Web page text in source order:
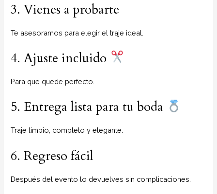
3. Vienes a probarte
Te asesoramos para elegir el traje ideal.
4. Ajuste incluido
Para que quede perfecto.
5. Entrega lista para tu boda
Traje limpio, completo y elegante.
6. Regreso fácil
Después del evento lo devuelves sin complicaciones.